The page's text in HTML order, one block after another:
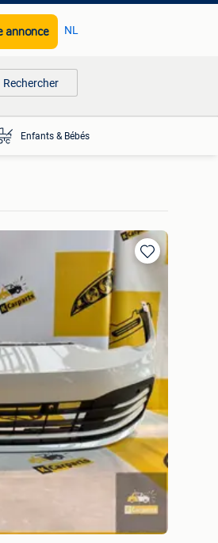
annonce NL
Rechercher
Enfants & Bébés
Ajouter
favoris